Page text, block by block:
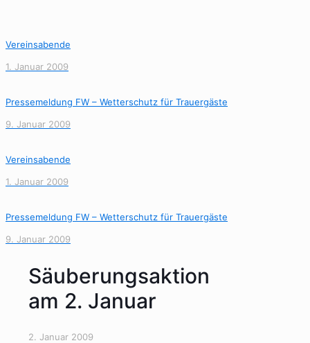
Vereinsabende
1. Januar 2009
Pressemeldung FW – Wetterschutz für Trauergäste
9. Januar 2009
Vereinsabende
1. Januar 2009
Pressemeldung FW – Wetterschutz für Trauergäste
9. Januar 2009
Säuberungsaktion
am 2. Januar
2. Januar 2009